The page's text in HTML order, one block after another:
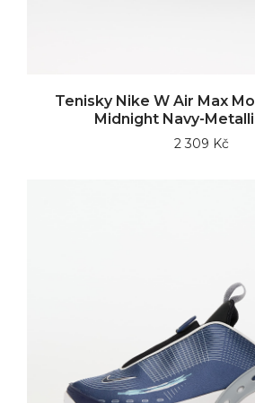
Tenisky Nike W Air Max
Midnight Navy-
2 309 Kč